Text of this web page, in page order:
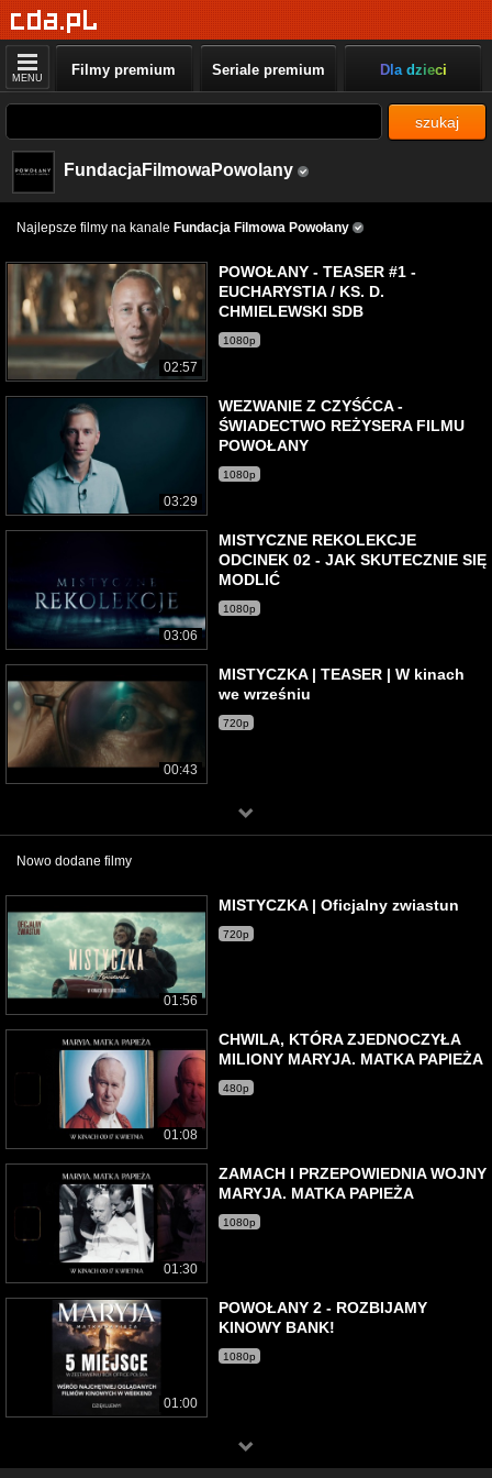
MENU Filmy premium Seriale premium Dla dzieci
szukaj
FundacjaFilmowaPowolany
Najlepsze filmy na kanale Fundacja Filmowa Powołany
02:57
POWOŁANY - TEASER #1 -
EUCHARYSTIA / KS. D.
CHMIELEWSKI SDB
1080p
03:29
WEZWANIE Z CZYŚĆCA -
ŚWIADECTWO REŻYSERA FILMU
POWOŁANY
1080p
03:06
MISTYCZNE REKOLEKCJE
ODCINEK 02 - JAK SKUTECZNIE SIĘ
MODLIĆ
1080p
00:43
MISTYCZKA | TEASER | W kinach
we wrześniu
720p
Nowo dodane filmy
01:56
MISTYCZKA | Oficjalny zwiastun
720p
01:08
CHWILA, KTÓRA ZJEDNOCZYŁA
MILIONY MARYJA. MATKA PAPIEŻA
480p
01:30
ZAMACH I PRZEPOWIEDNIA WOJNY
MARYJA. MATKA PAPIEŻA
1080p
01:00
POWOŁANY 2 - ROZBIJAMY
KINOWY BANK!
1080p